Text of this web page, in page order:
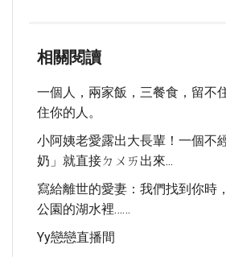
相關閱讀
一個人，兩家飯，三餐食，留不
住你的人。
小阿姨老愛露出大長輩！一個不
奶」就直接ㄉㄨㄞ出來...
寫給離世的愛妻：我們找到你時
公園的湖水裡……
Yy戀戀直播間